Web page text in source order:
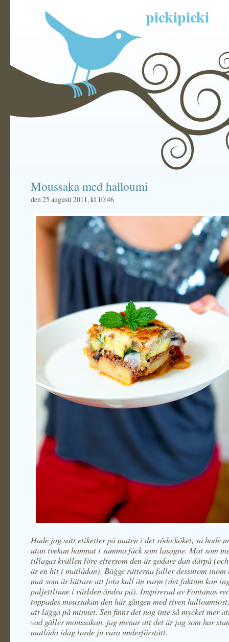
pickipicki
Moussaka med halloumi
den 25 augusti 2011, kl 10:46
Hade jag satt etiketter på maten i det röda köket, så hade
utan tvekan hamnat i samma fack som lasagne. Mat som
tillagas kvällen före eftersom den är godare dan därpå
är en hit i matlådan). Bägge rätterna faller dessutom inom
mat som är lättare att fota kall än varm (det faktum kan
paljettlinne i världen ändra på). Inspirerad av Fontanas
toppades moussakan den här gången med riven
att lägga på minnet. Sen finns det nog inte så mycket mer
vad gäller moussakan, jag menar att det är jag som har
matlåda idag torde ju vara underförstått.